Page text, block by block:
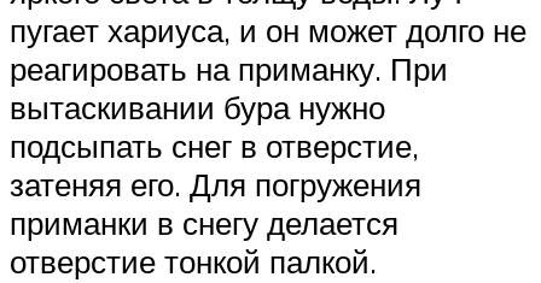
пугает хариуса, и он может долго не
реагировать на приманку. При
вытаскивании бура нужно
подсыпать снег в отверстие,
затеняя его. Для погружения
приманки в снегу делается
отверстие тонкой палкой.